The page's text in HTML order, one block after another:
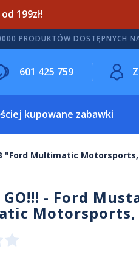
199zł!
PRODUKTÓW DOSTĘPNYCH
601 425 759
kupowane zabawki
"Ford Multimatic Motorsports,
- Ford
Motorsports,